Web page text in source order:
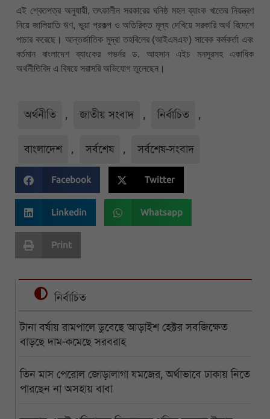
এই শ্বেতপত্র অনুযায়ী, তৎকালীন সরকারের ঘনিষ্ঠ মহল ব্যাংক খাতের নিয়ন্ত্রণ
নিয়ে জালিয়াতি ঋণ, ভুয়া প্রকল্প ও অতিরিক্ত মূল্য দেখিয়ে সরকারি অর্থ বিদেশে
পাচার করেছে। আন্তর্জাতিক মুদ্রা তহবিলের (আইএমএফ) সাবেক কর্মকর্তা এবং
বর্তমান বাংলাদেশ ব্যাংকের গভর্নর ড. আহসান এইচ মনসুরসহ একাধিক
অর্থনীতিবিদ এ বিষয়ে সরাসরি অভিযোগ তুলেছেন।
অর্থনীতি , জাতীয় সংবাদ , নির্বাচিত ,
বাংলাদেশ , সর্বশেষ , সর্বশেষ-সংবাদ
Facebook Twitter
Linkedin Whatsapp
Print
নির্বাচিত
টানা বর্ষায় রামপালে ডুবেছে আড়াইশ হেক্টর সবজিক্ষেত
বাড়ছে দাম-কমেছে সরবরাহ
তিন মাস পেরোল জোড়ালাগা যমজের, অর্থাভাবে ঢাকায় নিতে
পারছেন না অসহায় বাবা